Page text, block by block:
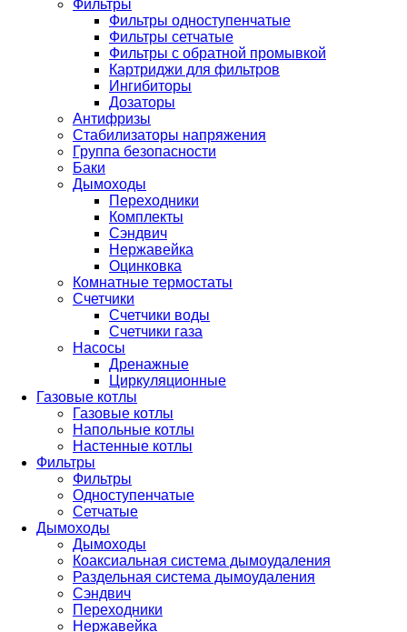
Фильтры
Фильтры одноступенчатые
Фильтры сетчатые
Фильтры с обратной промывкой
Картриджи для фильтров
Ингибиторы
Дозаторы
Антифризы
Стабилизаторы напряжения
Группа безопасности
Баки
Дымоходы
Переходники
Комплекты
Сэндвич
Нержавейка
Оцинковка
Комнатные термостаты
Счетчики
Счетчики воды
Счетчики газа
Насосы
Дренажные
Циркуляционные
Газовые котлы
Газовые котлы
Напольные котлы
Настенные котлы
Фильтры
Фильтры
Одноступенчатые
Сетчатые
Дымоходы
Дымоходы
Коаксиальная система дымоудаления
Раздельная система дымоудаления
Сэндвич
Переходники
Нержавейка